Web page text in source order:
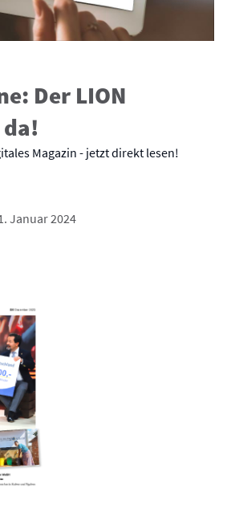
Der LION
Magazin - jetzt direkt lesen!
Januar 2024